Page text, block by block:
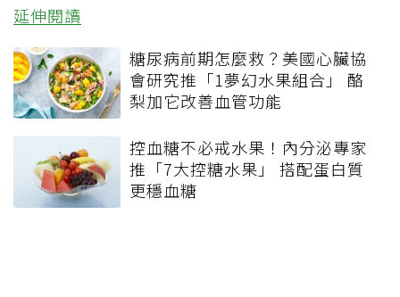
延伸閱讀
糖尿病前期怎麼救？美國心臟協
會研究推「1夢幻水果組合」 酪
梨加它改善血管功能
控血糖不必戒水果！內分泌專家
推「7大控糖水果」 搭配蛋白質
更穩血糖